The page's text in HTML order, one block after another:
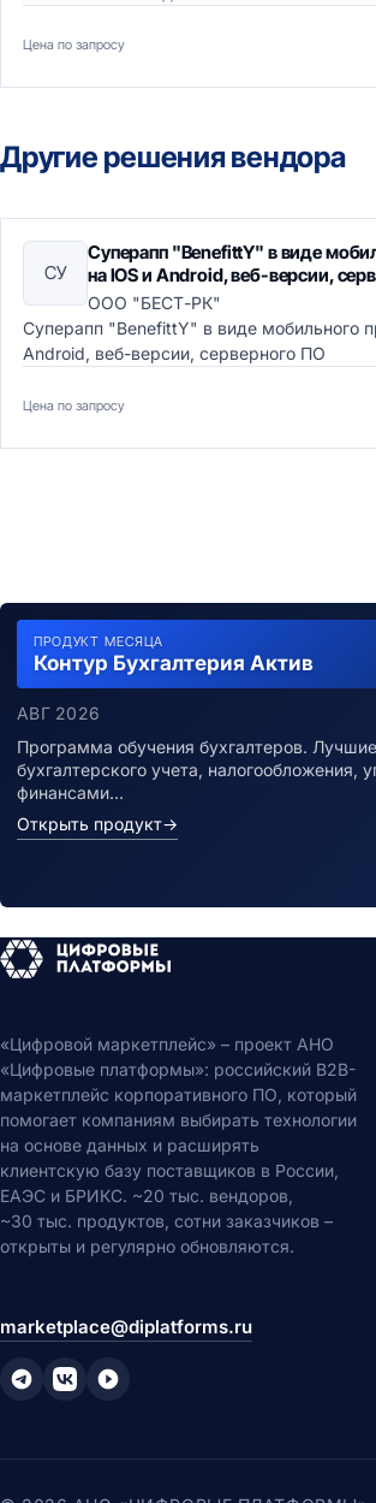
Цена по запросу
Другие решения вендора
СУ
Суперапп "BenefittY" в виде
на IOS и Android, веб-версии,
ООО "БЕСТ-РК"
Суперапп "BenefittY" в виде мобильного
Android, веб-версии, серверного ПО
Цена по запросу
ПРОДУКТ МЕСЯЦА
Контур Бухгалтерия Актив
АВГ 2026
Программа обучения бухгалтеров.
бухгалтерского учета, налогообложения,
финансами…
Открыть продукт→
«Цифровой маркетплейс» – проект АНО
«Цифровые платформы»: российский B2B-
маркетплейс корпоративного ПО, который
помогает компаниям выбирать технологии
на основе данных и расширять
клиентскую базу поставщиков в России,
ЕАЭС и БРИКС. ~20 тыс. вендоров,
~30 тыс. продуктов, сотни заказчиков –
открыты и регулярно обновляются.
marketplace@diplatforms.ru